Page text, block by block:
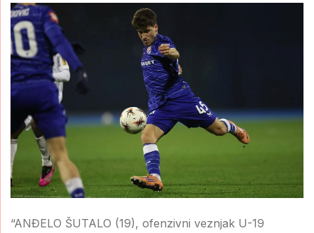
“ANĐELO ŠUTALO (19), ofenzivni veznjak U-19